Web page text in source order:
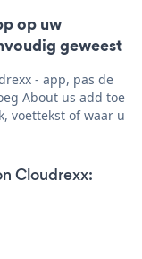
op uw
geweest
- app, pas de
About us add toe
voettekst of waar u
Cloudrexx: